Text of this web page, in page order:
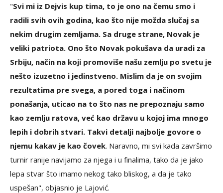
"Svi mi iz Dejvis kup tima, to je ono na čemu smo i
radili svih ovih godina, kao što nije možda slučaj sa
nekim drugim zemljama. Sa druge strane, Novak je
veliki patriota. Ono što Novak pokušava da uradi za
Srbiju, način na koji promoviše našu zemlju po svetu je
nešto izuzetno i jedinstveno. Mislim da je on svojim
rezultatima pre svega, a pored toga i načinom
ponašanja, uticao na to što nas ne prepoznaju samo
kao zemlju ratova, već kao državu u kojoj ima mnogo
lepih i dobrih stvari. Takvi detalji najbolje govore o
njemu kakav je kao čovek. Naravno, mi svi kada završimo
turnir ranije navijamo za njega i u finalima, tako da je jako
lepa stvar što imamo nekog tako bliskog, a da je tako
uspešan", objasnio je Lajović.